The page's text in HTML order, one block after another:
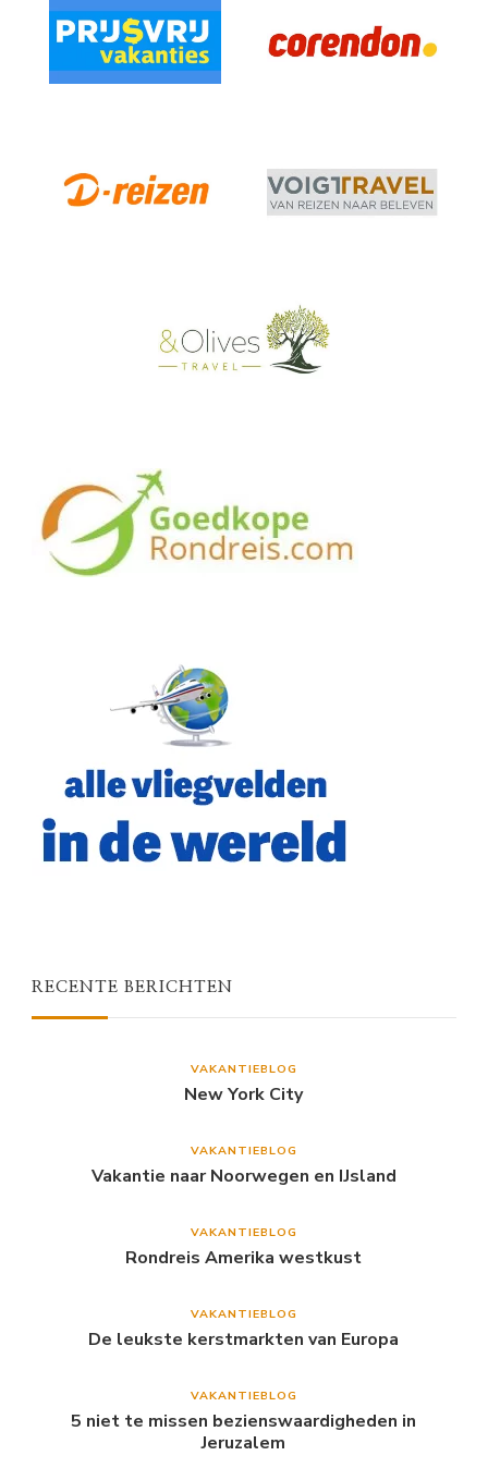
RECENTE BERICHTEN
VAKANTIEBLOG
New York City
VAKANTIEBLOG
Vakantie naar Noorwegen en IJsland
VAKANTIEBLOG
Rondreis Amerika westkust
VAKANTIEBLOG
De leukste kerstmarkten van Europa
VAKANTIEBLOG
5 niet te missen bezienswaardigheden in
Jeruzalem